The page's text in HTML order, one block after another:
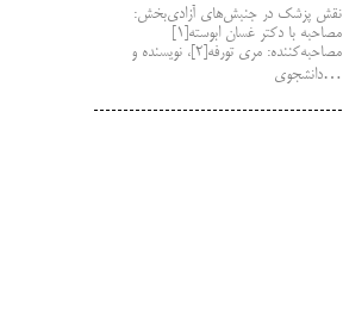
نقش پزشک در جنبش‌های آزادی‌بخش:
مصاحبه‌کننده: مری تورفه[2]، نویسنده و
دانشجوی…